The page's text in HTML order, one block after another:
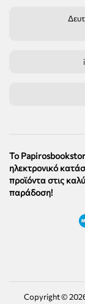
Το
ηλεκτρονικό
προϊόντα στις
παράδοση!
Copyright ©